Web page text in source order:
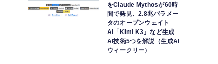
をClaude Mythosが60時
間で発見、2.8兆パラメー
タのオープンウェイト
AI「Kimi K3」など生成
AI技術5つを解説（生成AI
ウィークリー）